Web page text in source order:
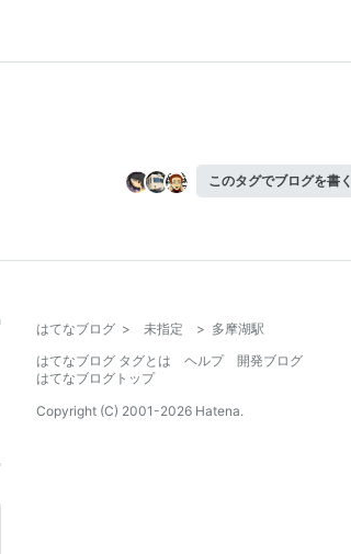
このタグでブログを書く
はてなブログ > 未指定 > 多摩湖駅
はてなブログ タグとは
ヘルプ
開発ブログ
はてなブログトップ
Copyright (C) 2001-2026 Hatena.